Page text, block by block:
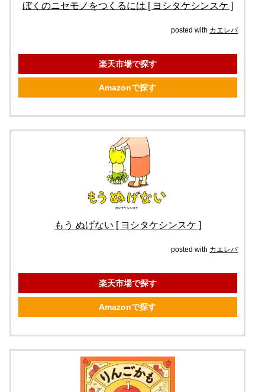
ぼくのニセモノをつくるには [ ヨシタケシンスケ ]
posted with カエレバ
楽天市場で探す
Amazonで探す
もう ぬげない [ ヨシタケシンスケ ]
posted with カエレバ
楽天市場で探す
Amazonで探す